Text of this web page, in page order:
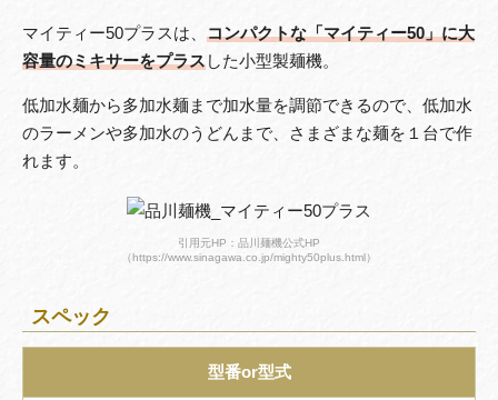
マイティー50プラスは、 コンパクトな「マイティー50」に大
容量のミキサーをプラスした小型製麺機。
低加水麺から多加水麺まで加水量を調節できるので、低加水
のラーメンや多加水のうどんまで、さまざまな麺を１台で作
れます。
引用元HP：品川麺機公式HP
（https://www.sinagawa.co.jp/mighty50plus.html）
スペック
型番or型式